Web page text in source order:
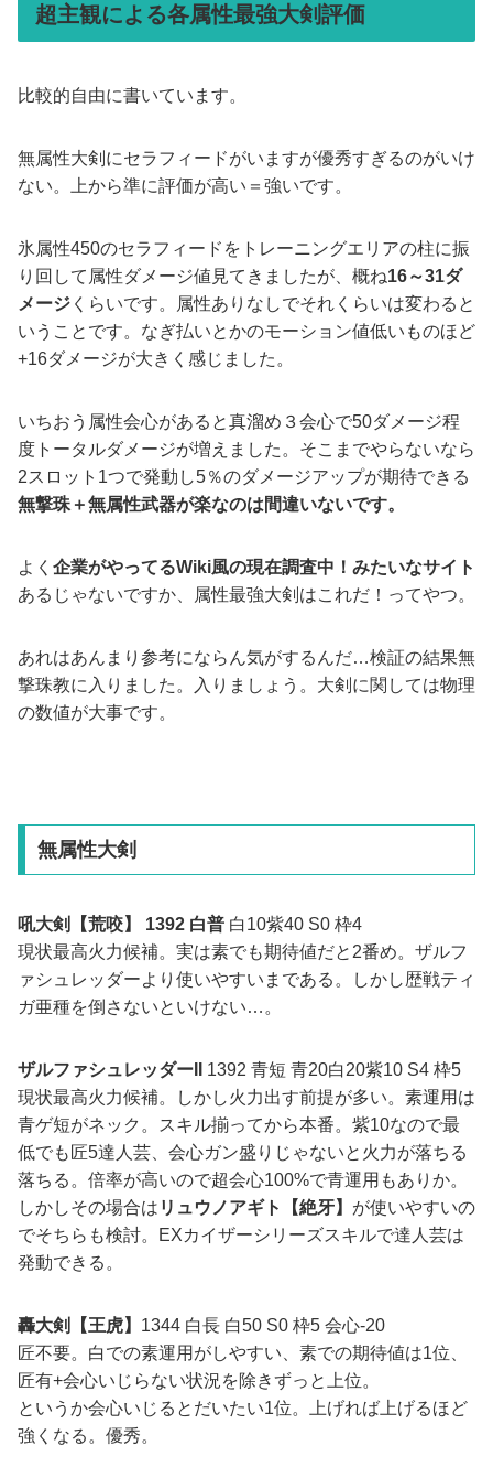
超主観による各属性最強大剣評価
比較的自由に書いています。
無属性大剣にセラフィードがいますが優秀すぎるのがいけ
ない。上から準に評価が高い＝強いです。
氷属性450のセラフィードをトレーニングエリアの柱に振
り回して属性ダメージ値見てきましたが、概ね16～31ダ
メージ くらいです。属性ありなしでそれくらいは変わると
いうことです。なぎ払いとかのモーション値低いものほど
+16ダメージが大きく感じました。
いちおう属性会心があると真溜め３会心で50ダメージ程
度トータルダメージが増えました。そこまでやらないなら
2スロット1つで発動し5％のダメージアップが期待できる
無撃珠＋無属性武器が楽なのは間違いないです。
よく 企業がやってるWiki風の現在調査中！みたいなサイト
あるじゃないですか、属性最強大剣はこれだ！ってやつ。
あれはあんまり参考にならん気がするんだ…検証の結果無
撃珠教に入りました。入りましょう。 大剣に関しては物理
の数値が大事です。
無属性大剣
吼大剣【荒咬】 1392 白普 白10紫40 S0 枠4
現状最高火力候補。実は素でも期待値だと2番め。ザルフ
ァシュレッダーより使いやすいまである。しかし歴戦ティ
ガ亜種を倒さないといけない…。
ザルファシュレッダーII
1392 青短 青20白20紫10 S4 枠5
現状最高火力候補。しかし火力出す前提が多い。素運用は
青ゲ短がネック。スキル揃ってから本番。紫10なので最
低でも匠5達人芸、会心ガン盛りじゃないと火力が落ちる
落ちる。倍率が高いので超会心100%で青運用もありか。
しかしその場合は リュウノアギト【絶牙】 が使いやすいの
でそちらも検討。EXカイザーシリーズスキルで達人芸は
発動できる。
轟大剣【王虎】 1344 白長 白50 S0 枠5 会心-20
匠不要。白での素運用がしやすい、素での期待値は1位、
匠有+会心いじらない状況を除きずっと上位。
というか会心いじるとだいたい1位。上げれば上げるほど
強くなる。優秀。